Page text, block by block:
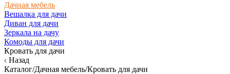
Дачная мебель
Вешалка для дачи
Диван для дачи
Зеркала на дачу
Комоды для дачи
Кровать для дачи
Назад
Каталог/Дачная мебель/Кровать для дачи